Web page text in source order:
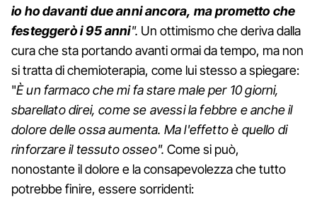
io ho davanti due anni ancora, ma prometto che
festeggerò i 95 anni". Un ottimismo che deriva dalla
cura che sta portando avanti ormai da tempo, ma non
si tratta di chemioterapia, come lui stesso a spiegare:
"È un farmaco che mi fa stare male per 10 giorni,
sbarellato direi, come se avessi la febbre e anche il
dolore delle ossa aumenta. Ma l'effetto è quello di
rinforzare il tessuto osseo".Come si può,
nonostante il dolore e la consapevolezza che tutto
potrebbe finire, essere sorridenti: